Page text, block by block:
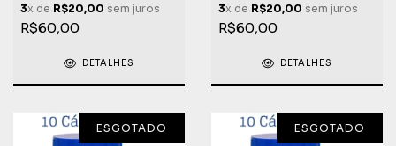
3x de R$20,00 sem juros
R$60,00
DETALHES
Dimond 10 Cápsulas
3x de R$20,00 sem juros
R$60,00
DETALHES
ESGOTADO ESGOTADO